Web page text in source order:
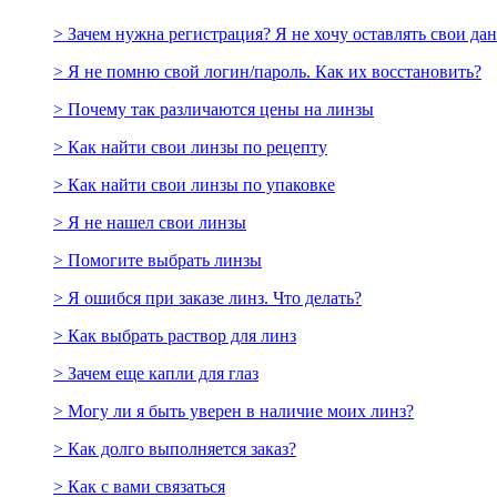
> Зачем нужна регистрация? Я не хочу оставлять свои
> Я не помню свой логин/пароль. Как их восстановить?
> Почему так различаются цены на линзы
> Как найти свои линзы по рецепту
> Как найти свои линзы по упаковке
> Я не нашел свои линзы
> Помогите выбрать линзы
> Я ошибся при заказе линз. Что делать?
> Как выбрать раствор для линз
> Зачем еще капли для глаз
> Могу ли я быть уверен в наличие моих линз?
> Как долго выполняется заказ?
> Как с вами связаться